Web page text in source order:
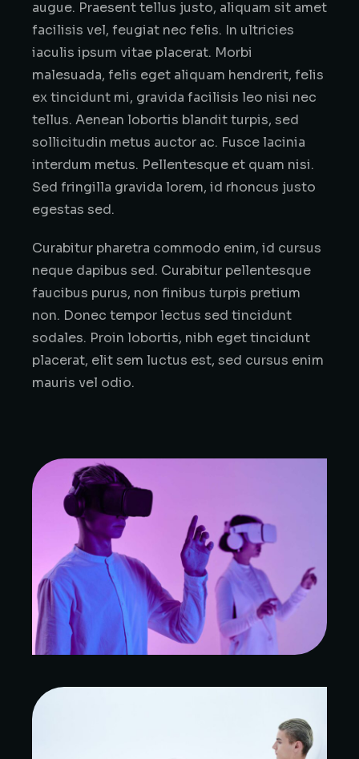
augue. Praesent tellus justo, aliquam sit amet
facilisis vel, feugiat nec felis. In ultricies
iaculis ipsum vitae placerat. Morbi
malesuada, felis eget aliquam hendrerit, felis
ex tincidunt mi, gravida facilisis leo nisi nec
tellus. Aenean lobortis blandit turpis, sed
sollicitudin metus auctor ac. Fusce lacinia
interdum metus. Pellentesque et quam nisi.
Sed fringilla gravida lorem, id rhoncus justo
egestas sed.
Curabitur pharetra commodo enim, id cursus
neque dapibus sed. Curabitur pellentesque
faucibus purus, non finibus turpis pretium
non. Donec tempor lectus sed tincidunt
sodales. Proin lobortis, nibh eget tincidunt
placerat, elit sem luctus est, sed cursus enim
mauris vel odio.